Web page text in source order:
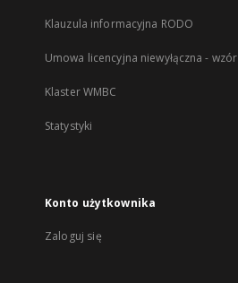
Klauzula informacyjna RODO
Umowa licencyjna niewyłączna - wzór
Klaster WMBC
Statystyki
Konto użytkownika
Zaloguj się